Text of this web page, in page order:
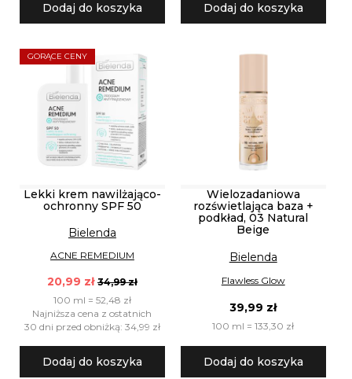
Dodaj do koszyka Dodaj do koszyka
GORĄCE CENY
Lekki krem nawilżająco-
ochronny SPF 50
Bielenda
ACNE REMEDIUM
20,99 zł 34,99 zł
100 ml = 52,48 zł
Najniższa cena z ostatnich
30 dni przed obniżką: 34,99 zł
Dodaj do koszyka
Wielozadaniowa
rozświetlająca baza +
podkład, 03 Natural
Beige
Bielenda
Flawless Glow
39,99 zł
100 ml = 133,30 zł
Dodaj do koszyka